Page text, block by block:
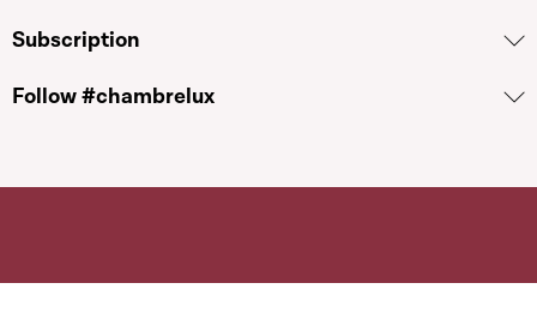
Subscription
Follow #chambrelux